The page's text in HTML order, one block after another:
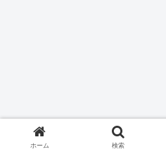
ホーム 検索